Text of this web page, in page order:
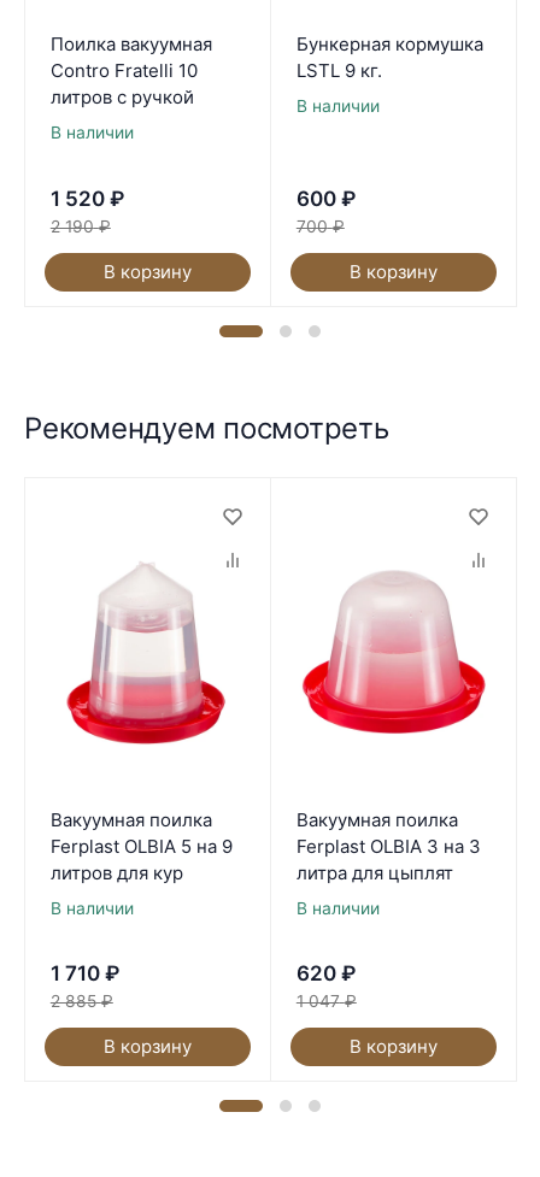
Поилка вакуумная
Contro Fratelli 10
литров с ручкой
В наличии
1 520 ₽
2 190 ₽
В корзину
Бункерная кормушка
LSTL 9 кг.
В наличии
600 ₽
700 ₽
В корзину
Рекомендуем посмотреть
Вакуумная поилка
Ferplast OLBIA 5 на 9
литров для кур
В наличии
1 710 ₽
2 885 ₽
В корзину
Вакуумная поилка
Ferplast OLBIA 3 на 3
литра для цыплят
В наличии
620 ₽
1 047 ₽
В корзину